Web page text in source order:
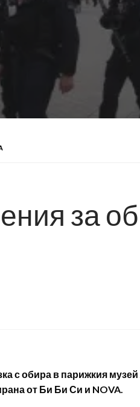
за
с обира в парижкия
от Би Би Си и NOVA.